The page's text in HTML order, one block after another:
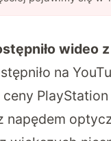
wideo
na
napędem